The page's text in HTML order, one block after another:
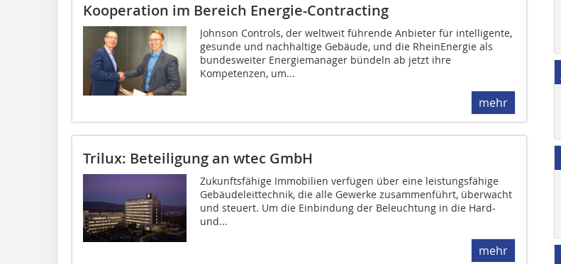
Kooperation im Bereich Energie-Contracting
Johnson Controls, der weltweit führende Anbieter für intelligente,
gesunde und nachhaltige Gebäude, und die RheinEnergie als
bundesweiter Energiemanager bündeln ab jetzt ihre
Kompetenzen, um...
mehr
Trilux: Beteiligung an wtec GmbH
Zukunftsfähige Immobilien verfügen über eine leistungsfähige
Gebäudeleittechnik, die alle Gewerke zusammenführt, überwacht
und steuert. Um die Einbindung der Beleuchtung in die Hard-
und...
mehr